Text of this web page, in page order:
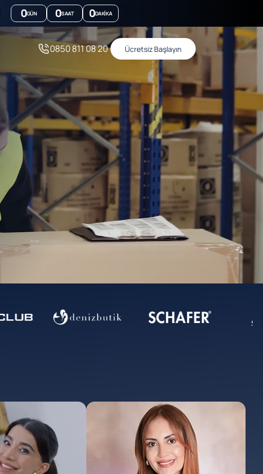
0GÜN 0SAAT 0DAKIKA
0850 811 08 20 Ücretsiz Başlayın